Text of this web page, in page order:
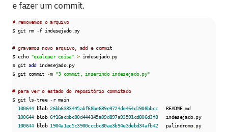
e fazer um commit.
# removemos o arquivo
$ git rm -f indesejado. py
# gravamos novo arquivo, add e commit
$ echo "qualquer coisa" > indesejado. py
$ git add indesejado. py
$ git commit -m "3 commit, inserindo indesejado.py"
# para ver o estado do repositório commitado
$ git ls-tree -r main
100644 blob 26bb6383445abf68be689e9724de464d1908bbcc
   README
.md
100644 blob 6f16acbbc80d444145a09d897a93591cd806d3f8
   indesejado
. py
100644 blob 1904a1ec5c3900cccbc80ae3b94e3debd34afb42
   palindromo
. py